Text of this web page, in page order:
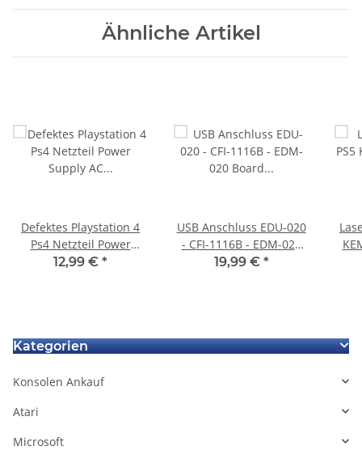
Ähnliche Artikel
Defektes Playstation 4
Ps4 Netzteil Power
Supply AC Adapter N14-
12,99 € *
USB Anschluss EDU-020
- CFI-1116B - EDM-020
Board für Sony
19,99 € *
Kategorien
Konsolen Ankauf
Atari
Microsoft